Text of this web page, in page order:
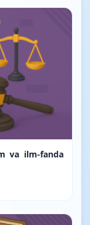
va ilm-fanda